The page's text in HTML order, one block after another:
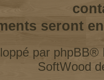
seront
par phpBB®
SoftWood